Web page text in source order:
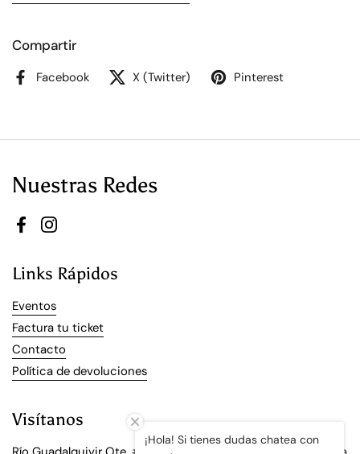
Compartir
Facebook X (Twitter) Pinterest
Nuestras Redes
FacebookInstagram
Links Rápidos
Eventos
Factura tu ticket
Contacto
Política de devoluciones
Visítanos
¡Hola! Si tienes dudas chatea con